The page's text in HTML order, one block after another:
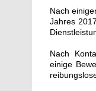
Nach
Jahres
Nach
einige